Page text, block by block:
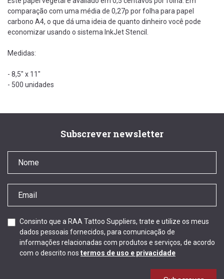
comparação com uma média de 0,27p por folha para papel
carbono A4, o que dá uma ideia de quanto dinheiro você pode
economizar usando o sistema InkJet Stencil.
Medidas:
- 8,5" x 11"
- 500 unidades
Subscrever newsletter
Consinto que a RAA Tattoo Suppliers, trate e utilize os meus
dados pessoais fornecidos, para comunicação de
informações relacionadas com produtos e serviços, de acordo
com o descrito nos termos de uso e privacidade